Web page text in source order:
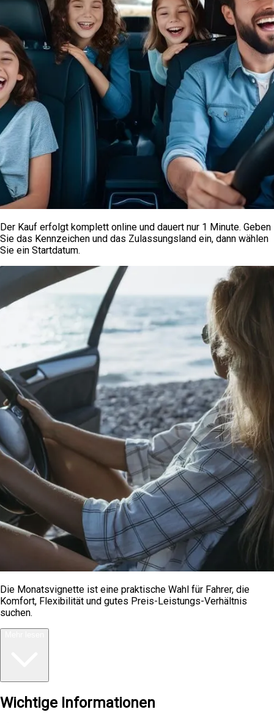
Der Kauf erfolgt komplett online und dauert nur 1 Minute. Geben
Sie das Kennzeichen und das Zulassungsland ein, dann wählen
Sie ein Startdatum.
Die Monatsvignette ist eine praktische Wahl für Fahrer, die
Komfort, Flexibilität und gutes Preis-Leistungs-Verhältnis
suchen.
Wichtige Informationen